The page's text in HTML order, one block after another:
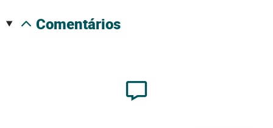
comentários